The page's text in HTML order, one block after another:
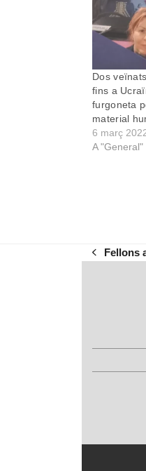
Dos
fins a
furgoneta
material
6 març
A "General"
previous
Fellons